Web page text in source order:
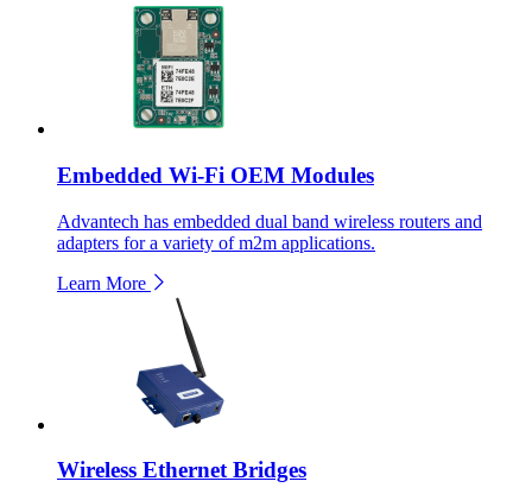
Embedded Wi-Fi OEM Modules
Advantech has embedded dual band wireless routers and
adapters for a variety of m2m applications.
Learn More
Wireless Ethernet Bridges